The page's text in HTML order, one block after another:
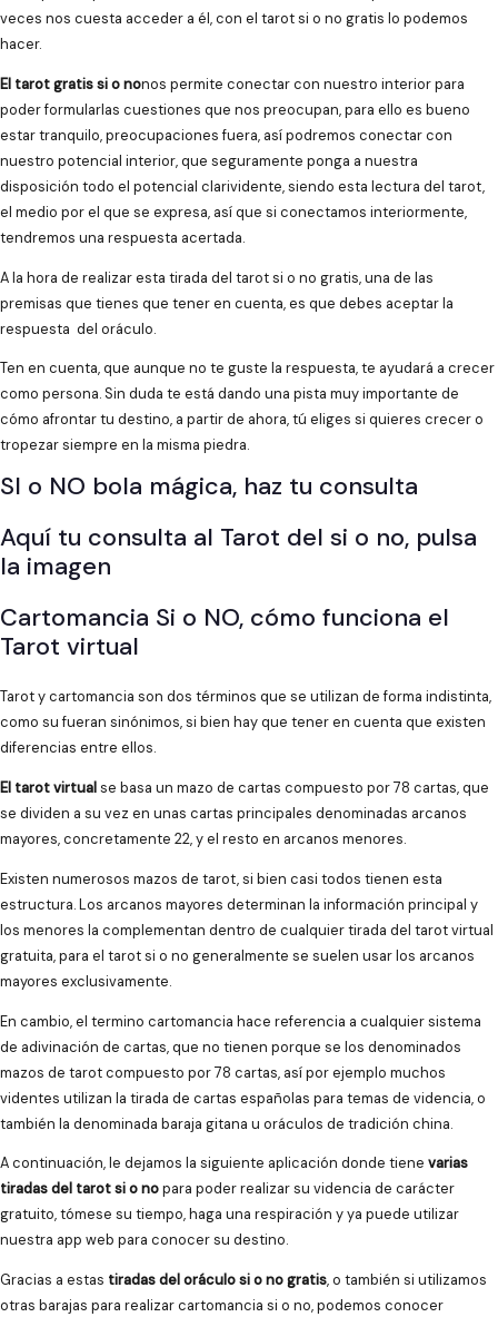
veces nos cuesta acceder a él, con el tarot si o no gratis lo podemos
hacer.
El tarot gratis si o nonos permite conectar con nuestro interior para
poder formularlas cuestiones que nos preocupan, para ello es bueno
estar tranquilo, preocupaciones fuera, así podremos conectar con
nuestro potencial interior, que seguramente ponga a nuestra
disposición todo el potencial clarividente, siendo esta lectura del tarot,
el medio por el que se expresa, así que si conectamos interiormente,
tendremos una respuesta acertada.
A la hora de realizar esta tirada del tarot si o no gratis, una de las
premisas que tienes que tener en cuenta, es que debes aceptar la
respuesta del oráculo.
Ten en cuenta, que aunque no te guste la respuesta, te ayudará a crecer
como persona. Sin duda te está dando una pista muy importante de
cómo afrontar tu destino, a partir de ahora, tú eliges si quieres crecer o
tropezar siempre en la misma piedra.
SI o NO bola mágica, haz tu consulta
Aquí tu consulta al Tarot del si o no, pulsa
la imagen
Cartomancia Si o NO, cómo funciona el
Tarot virtual
Tarot y cartomancia son dos términos que se utilizan de forma indistinta,
como su fueran sinónimos, si bien hay que tener en cuenta que existen
diferencias entre ellos.
El tarot virtualse basa un mazo de cartas compuesto por 78 cartas, que
se dividen a su vez en unas cartas principales denominadas arcanos
mayores, concretamente 22, y el resto en arcanos menores.
Existen numerosos mazos de tarot, si bien casi todos tienen esta
estructura. Los arcanos mayores determinan la información principal y
los menores la complementan dentro de cualquier tirada del tarot virtual
gratuita, para el tarot si o no generalmente se suelen usar los arcanos
mayores exclusivamente.
En cambio, el termino cartomancia hace referencia a cualquier sistema
de adivinación de cartas, que no tienen porque se los denominados
mazos de tarot compuesto por 78 cartas, así por ejemplo muchos
videntes utilizan la tirada de cartas españolas para temas de videncia, o
también la denominada baraja gitana u oráculos de tradición china.
A continuación, le dejamos la siguiente aplicación donde tiene varias
tiradas del tarot si o nopara poder realizar su videncia de carácter
gratuito, tómese su tiempo, haga una respiración y ya puede utilizar
nuestra app web para conocer su destino.
Gracias a estas tiradas del oráculo si o no gratis, o también si utilizamos
otras barajas para realizar cartomancia si o no, podemos conocer